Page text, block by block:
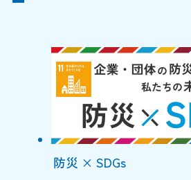
防災 × SDGs